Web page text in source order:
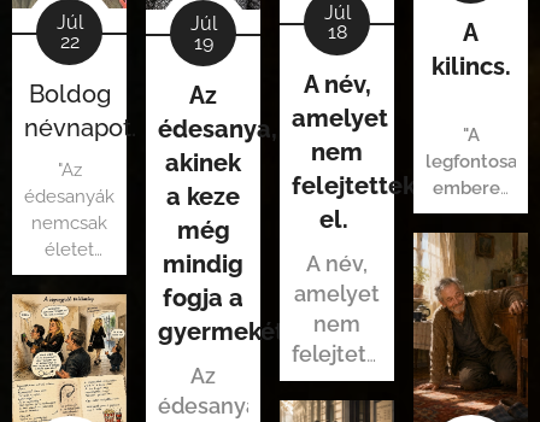
Júl
22
Boldog
névnapot.
"Az
édesanyák
nemcsak
életet
adnak. Egy
darabot
mindig
magukból
is
bennünk
Júl
19
Az
édesanya,
akinek
a keze
még
mindig
fogja a
gyermekét.
Az
édesanya,
Júl
18
A név,
amelyet
nem
felejtettek
el.
A név,
amelyet
nem
felejtettek
el.
A
kilincs.
"A
legfontosabb
emberek
ritkán a